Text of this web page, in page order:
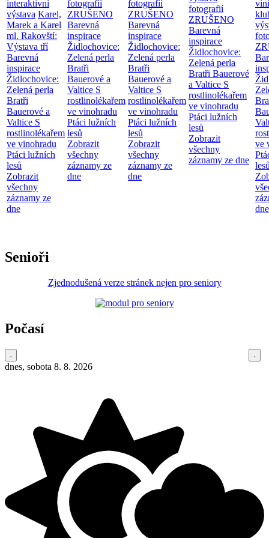
interaktivní
výstava Karel,
Marek a Karel
ml. Rakovští:
Výstava tří
Barevná
inspirace
Židlochovice:
Zelená perla
Bratři
Bauerové a
Valtice S
rostlinolékařem
ve vinohradu
Ptáci lužních
lesů
Zobrazit
všechny
záznamy ze
dne
fotografií
ZRUŠENO
Barevná
inspirace
Židlochovice:
Zelená perla
Bratři
Bauerové a
Valtice S
rostlinolékařem
ve vinohradu
Ptáci lužních
lesů
Zobrazit
všechny
záznamy ze
dne
fotografií
ZRUŠENO
Barevná
inspirace
Židlochovice:
Zelená perla
Bratři
Bauerové a
Valtice S
rostlinolékařem
ve vinohradu
Ptáci lužních
lesů
Zobrazit
všechny
záznamy ze
dne
fotografií
ZRUŠENO
Barevná
inspirace
Židlochovice:
Zelená perla
Bratři Bauerové
a Valtice S
rostlinolékařem
ve vinohradu
Ptáci lužních
lesů
Zobrazit
všechny
záznamy ze dne
ve
dne
Senioři
Zjednodušená verze stránek nejen pro seniory
Počasí
dnes, sobota 8. 8. 2026